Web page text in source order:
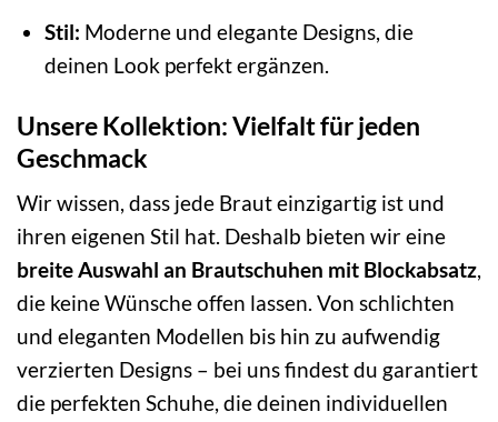
Stil: Moderne und elegante Designs, die
deinen Look perfekt ergänzen.
Unsere Kollektion: Vielfalt für jeden
Geschmack
Wir wissen, dass jede Braut einzigartig ist und
ihren eigenen Stil hat. Deshalb bieten wir eine
breite Auswahl an Brautschuhen mit Blockabsatz,
die keine Wünsche offen lassen. Von schlichten
und eleganten Modellen bis hin zu aufwendig
verzierten Designs – bei uns findest du garantiert
die perfekten Schuhe, die deinen individuellen